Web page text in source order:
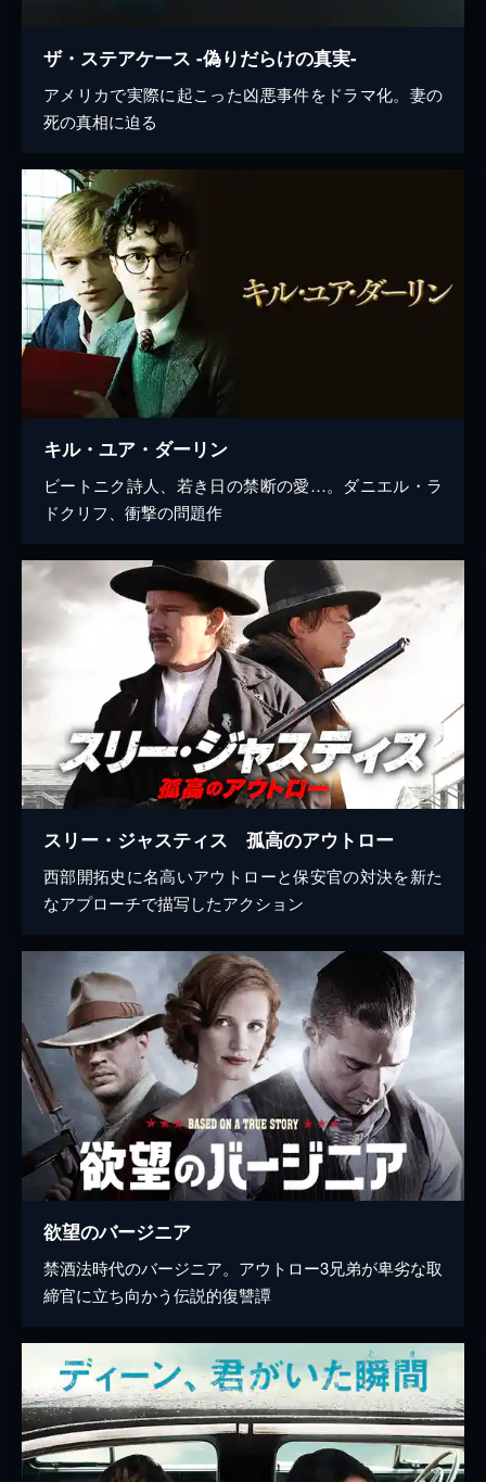
ザ・ステアケース -偽りだらけの真実-
アメリカで実際に起こった凶悪事件をドラマ化。妻の
死の真相に迫る
キル・ユア・ダーリン
ビートニク詩人、若き日の禁断の愛…。ダニエル・ラ
ドクリフ、衝撃の問題作
スリー・ジャスティス 孤高のアウトロー
西部開拓史に名高いアウトローと保安官の対決を新た
なアプローチで描写したアクション
欲望のバージニア
禁酒法時代のバージニア。アウトロー3兄弟が卑劣な取
締官に立ち向かう伝説的復讐譚